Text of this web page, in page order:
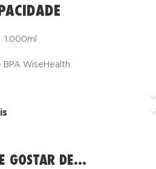
1.000ml
GOSTAR DE…